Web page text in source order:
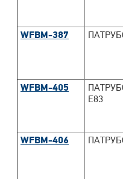
WFBM-387
WFBM-405
E83
WFBM-406